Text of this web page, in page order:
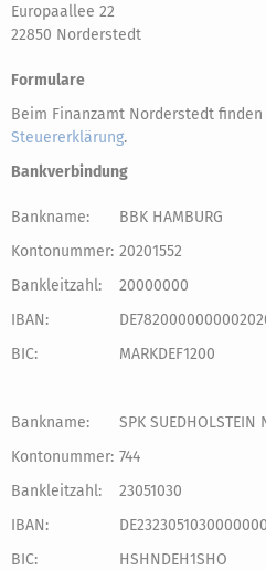
Europaallee 22
22850 Norderstedt
Formulare
Beim Finanzamt Norderstedt
Steuererklärung.
Bankverbindung
Bankname:
BBK HAMBURG
Kontonummer: 20201552
Bankleitzahl:
20000000
IBAN:
BIC:
MARKDEF1200
Bankname:
SPK SUEDHOLSTEIN
Kontonummer: 744
Bankleitzahl:
23051030
IBAN:
BIC:
HSHNDEH1SHO